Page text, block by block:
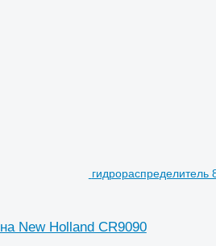
гидрораспределитель
New Holland CR9090